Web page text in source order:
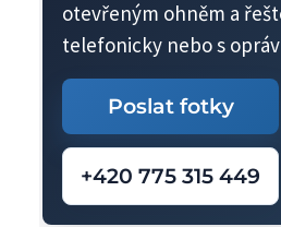
otevřeným ohněm a
telefonicky nebo s
Poslat fotky
+420 775 315 449